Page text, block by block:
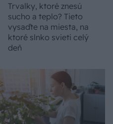
Trvalky, ktoré znesú
sucho a teplo? Tieto
vysaďte na miesta, na
ktoré slnko svieti celý
deň